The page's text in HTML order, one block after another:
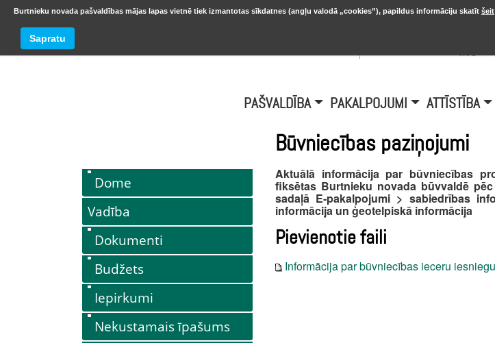
BURTNIEKU NOVADS m/s
PAŠVALDĪBA PAKALPOJUMI ATTĪSTĪBA
Dome
Vadība
Dokumenti
Budžets
Iepirkumi
Nekustamais īpašums
Būvniecības paziņojumi
Aktuālā informācija par būvniecības
fiksētas Burtnieku novada būvvaldē
sadaļā E-pakalpojumi > sabiedrības
informācija un ģeotelpiskā informācija ​
Pievienotie faili
Informācija par būvniecības ieceru
Burtnieku novada pašvaldības mājas lapas vietnē tiek izmantotas sīkdatnes (angļu valodā „cookies”), papildus informāciju skatīt šeit
Sapratu